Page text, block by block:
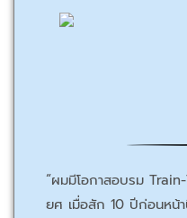
“ผมมีโอกาสอบรม
ยศ เมื่อสัก 10 ปีก่อนหน้